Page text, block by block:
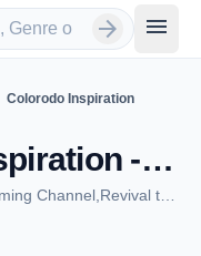
arrow_forward menu
Colorodo Inspiration
Colorodo Inspiration - Apex, NC